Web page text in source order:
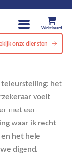
Winkelmand
onze diensten
teleurstelling: het
voelt
met een
waar ik recht
het hele